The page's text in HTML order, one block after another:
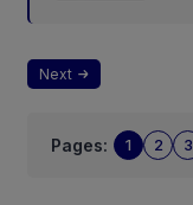
Next
Pages: 1 2 3